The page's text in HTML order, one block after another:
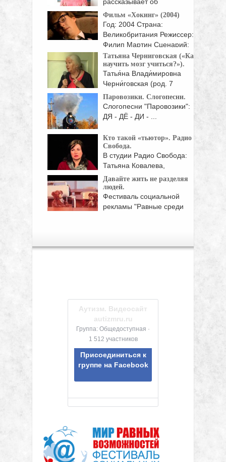
упражнениях для развития
...
Фильм «Хокинг» (2004)
Год: 2004 Страна:
Великобритания Режиссер:
Филип Мартин Сценарий:
Питер Моффат В ...Татьяна Черниговская («Как
научить мозг учиться?»).
Татья́на Влади́мировна
Черни́говская (род. 7
февраля 1947, ...
Паровозики. Слогопесни.
Слогопесни "Паровозики":
ДЯ - ДЁ - ДИ - ...
Кто такой «тьютор». Радио
Свобода.
В студии Радио Свобода:
Татьяна Ковалева,
президент
Межрегиональной ...
Давайте жить не разделяя
людей.
Фестиваль социальной
рекламы "Равные среди
Аутизм. Видеосайт
autizmru.ru
Группа: Общедоступная ·
1 512 участников
Присоединиться к
группе на Facebook